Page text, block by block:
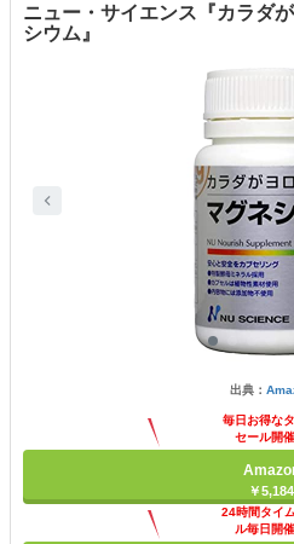
ニュー・サイエンス『カラダ
シウム』
出典：
毎日お得な
セール開
￥5,184
24時間タイ
ル毎日開